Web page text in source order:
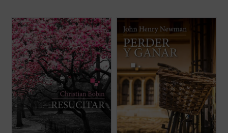
EnResucitar, libro escrito con el
inconfundible estilo fragmentario y a veces
aforístico que caracteriza a Christian
Bobin, todas las páginas orbitan en torno a
la muerte del padre del autor tras una larga
enfermedad de Alzheimer. Una ...(ver ficha)
autobiográfica escrita por el beato John
Henry Newman, que nos permite
adentrarnos en su fascinante personalidad
a través del protagonista de la obra,
Charles Reading, y descubrir en toda su
hondura las ...
(ver ficha)